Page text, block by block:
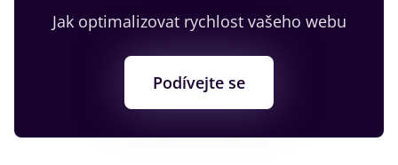
Jak optimalizovat rychlost vašeho webu
Podívejte se